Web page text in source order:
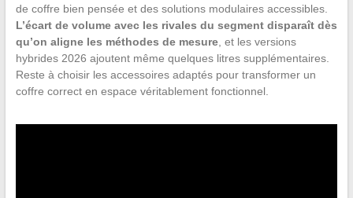
de coffre bien pensée et des solutions modulaires accessibles.
L’écart de volume avec les rivales du segment disparaît dès
qu’on aligne les méthodes de mesure, et les versions
hybrides 2026 ajoutent même quelques litres supplémentaires.
Reste à choisir les accessoires adaptés pour transformer un
coffre correct en espace véritablement fonctionnel.